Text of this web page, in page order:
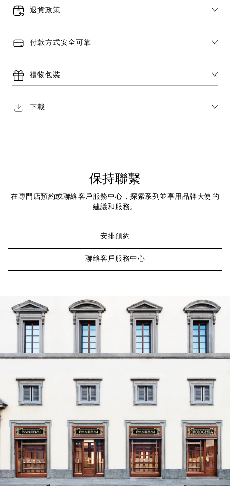
退貨政策
付款方式安全可靠
禮物包裝
下載
保持聯繫
在專門店預約或聯絡客戶服務中心，探索系列並享用品牌大使的
建議和服務。
安排預約
聯絡客戶服務中心